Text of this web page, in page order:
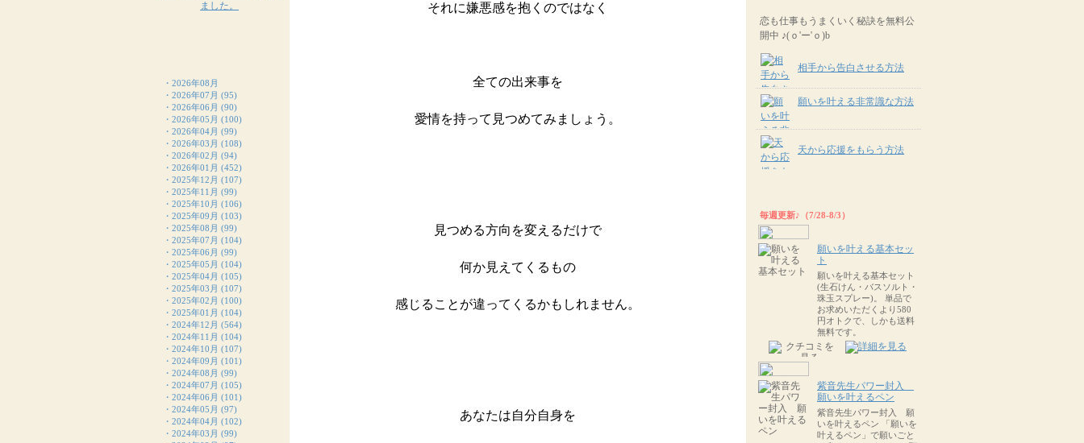
それに嫌悪感を抱くのではなく
全ての出来事を
愛情を持って見つめてみましょう。
見つめる方向を変えるだけで
何か見えてくるもの
感じることが違ってくるかもしれません。
あなたは自分自身を
恋も仕事もうまくいく秘訣を無料公
開中 ♪(ｏ'ー'ｏ)b
相手から告白させる方法
願いを叶える非常識な方法
天から応援をもらう方法
毎週更新♪（7/28-8/3）
願いを叶える基本セッ
ト
願いを叶える基本セット
(生石けん・バスソルト・
珠玉スプレー)。 単品で
お求めいただくより580
円オトクで、しかも送料
無料です。
紫音先生パワー封入
願いを叶えるペン
紫音先生パワー封入 願
いを叶えるペン 「願いを
叶えるペン」で願いごと
・ 2026年08月
・ 2026年07月 (95)
・ 2026年06月 (90)
・ 2026年05月 (100)
・ 2026年04月 (99)
・ 2026年03月 (108)
・ 2026年02月 (94)
・ 2026年01月 (452)
・ 2025年12月 (107)
・ 2025年11月 (99)
・ 2025年10月 (106)
・ 2025年09月 (103)
・ 2025年08月 (99)
・ 2025年07月 (104)
・ 2025年06月 (99)
・ 2025年05月 (104)
・ 2025年04月 (105)
・ 2025年03月 (107)
・ 2025年02月 (100)
・ 2025年01月 (104)
・ 2024年12月 (564)
・ 2024年11月 (104)
・ 2024年10月 (107)
・ 2024年09月 (101)
・ 2024年08月 (99)
・ 2024年07月 (105)
・ 2024年06月 (101)
・ 2024年05月 (97)
・ 2024年04月 (102)
・ 2024年03月 (99)